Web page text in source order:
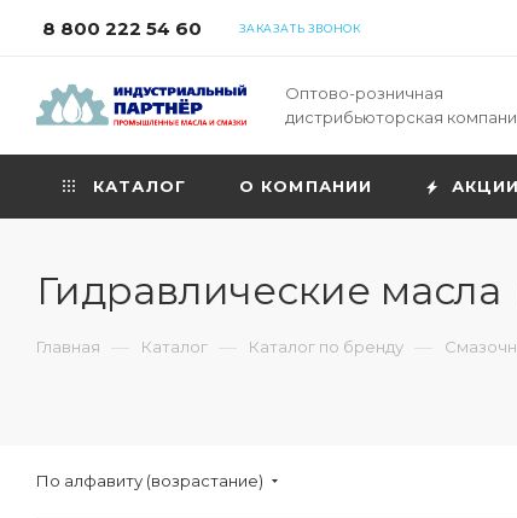
8 800 222 54 60 ЗАКАЗАТЬ ЗВОНОК
Оптово-розничная
дистрибьюторская
КАТАЛОГ О КОМПАНИИ АКЦИИ
Гидравлические масла
Главная — Каталог — Каталог по бренду —
По алфавиту (возрастание)